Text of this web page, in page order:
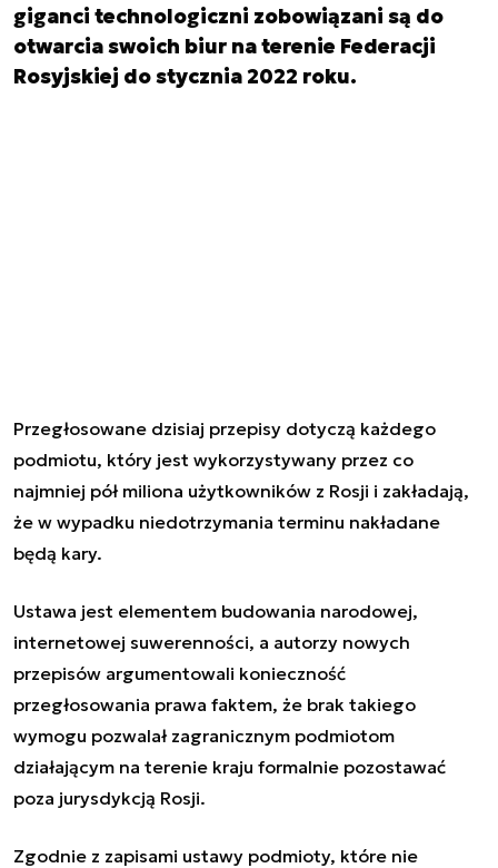
giganci technologiczni zobowiązani są do
otwarcia swoich biur na terenie Federacji
Rosyjskiej do stycznia 2022 roku.
Przegłosowane dzisiaj przepisy dotyczą każdego
podmiotu, który jest wykorzystywany przez co
najmniej pół miliona użytkowników z Rosji i zakładają,
że w wypadku niedotrzymania terminu nakładane
będą kary.
Ustawa jest elementem budowania narodowej,
internetowej suwerenności, a autorzy nowych
przepisów argumentowali konieczność
przegłosowania prawa faktem, że brak takiego
wymogu pozwalał zagranicznym podmiotom
działającym na terenie kraju formalnie pozostawać
poza jurysdykcją Rosji.
Zgodnie z zapisami ustawy podmioty, które nie